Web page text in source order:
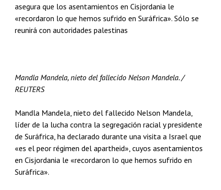
asegura que los asentamientos en Cisjordania le
«recordaron lo que hemos sufrido en Suráfrica». Sólo se
reunirá con autoridades palestinas
Mandla Mandela, nieto del fallecido Nelson Mandela. /
REUTERS
Mandla Mandela, nieto del fallecido Nelson Mandela,
líder de la lucha contra la segregación racial y presidente
de Suráfrica, ha declarado durante una visita a Israel que
«es el peor régimen del apartheid», cuyos asentamientos
en Cisjordania le «recordaron lo que hemos sufrido en
Suráfrica».